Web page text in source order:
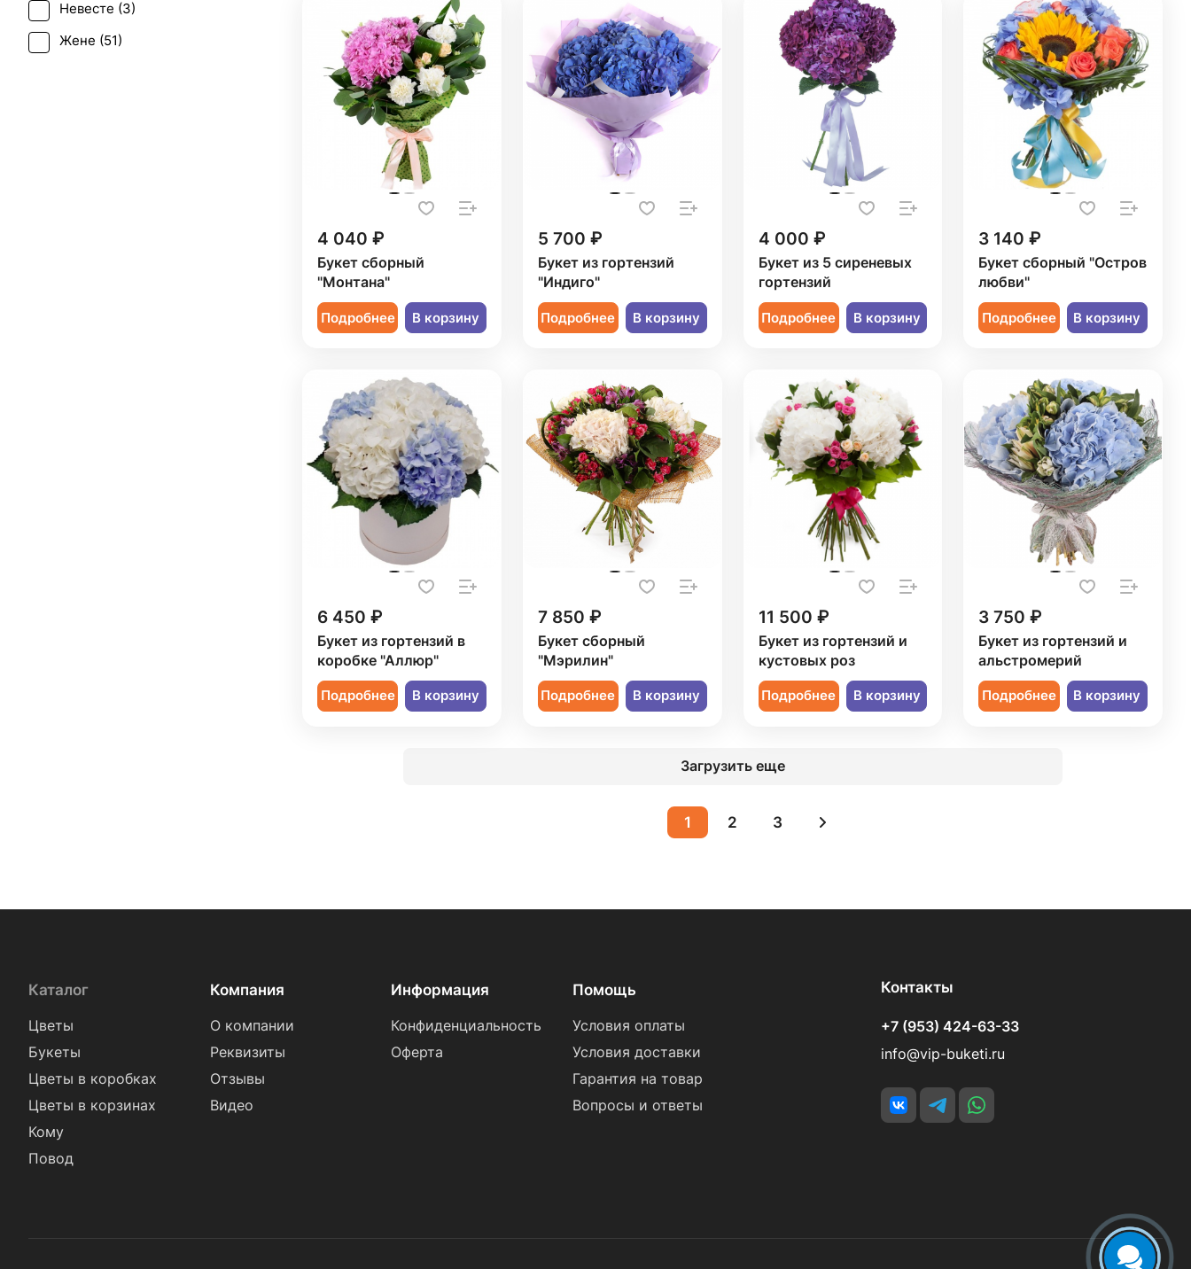
4 040 ₽
Букет сборный
"Монтана"
Подробнее В корзину
5 700 ₽
Букет из гортензий
"Индиго"
Подробнее В корзину
4 000 ₽
Букет из 5 сиреневых
гортензий
Подробнее В корзину
3 140 ₽
Букет сборный "Остров
любви"
Подробнее В корзину
6 450 ₽
Букет из гортензий в
коробке "Аллюр"
Подробнее В корзину
7 850 ₽
Букет сборный
"Мэрилин"
Подробнее В корзину
11 500 ₽
Букет из гортензий и
кустовых роз
Подробнее В корзину
3 750 ₽
Букет из гортензий и
альстромерий
Подробнее В корзину
Загрузить еще
1 2 3
Невесте (3)
Жене (51)
Каталог
Цветы
Букеты
Цветы в коробках
Цветы в корзинах
Кому
Повод
Компания
О компании
Реквизиты
Отзывы
Видео
Информация
Конфиденциальность
Оферта
Помощь
Условия оплаты
Условия доставки
Гарантия на товар
Вопросы и ответы
Контакты
+7 (953) 424-63-33
info@vip-buketi.ru